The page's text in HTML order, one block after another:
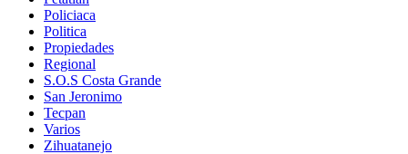
Policiaca
Politica
Propiedades
Regional
S.O.S Costa Grande
San Jeronimo
Tecpan
Varios
Zihuatanejo